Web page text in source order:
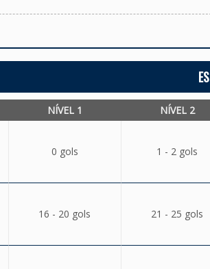
NÍVEL 1 NÍVEL 2
0 gols 1 - 2 gols
16 - 20 gols 21 - 25 gols